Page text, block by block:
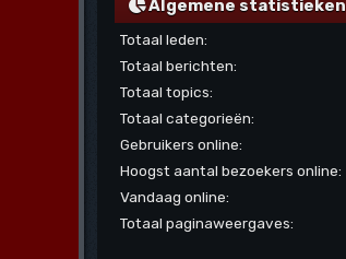
Algemene statistieken
Totaal leden:
Totaal berichten:
Totaal topics:
Totaal categorieën:
Gebruikers online:
Hoogst aantal bezoekers online:
Vandaag online:
Totaal paginaweergaves: